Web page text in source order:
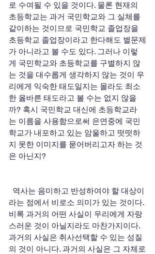
로 수여될 수 있을 것이다. 물론 현재의
초등학교는 과거 국민학교와 그 실체를
같이하는 것이므로 국민학교 졸업장을
초등학교 졸업장이라고 한다해도 별문제
가 아니라고 볼 수도 있다. 그러나 이렇
게 국민학교와 초등학교를 구별하지 않
는 것을 대수롭게 생각하지 않는 것이 우
리에게 익숙한 태도일지는 몰라도 최소
한 옳바른 태도라고 볼 수는 없지 않을
까? 혹시 국민학교 대신에 초등학교라
는 이름을 사용함으로써 은연중에 국민
학교가 내포하고 있는 암울하고 떳떳하
지 못한 이미지를 묻어버리고자 하는 것
은 아닌지?
라는 점에서 비로소 의미가 있는 것이다.
비록 과거의 어떤 사실이 우리에게 자랑
스러운 것이 아닐지라도 마찬가지이다.
과거의 사실은 취사선택할 수 있는 성질
의 것이 아니다. 과거의 사실은 그 자체로